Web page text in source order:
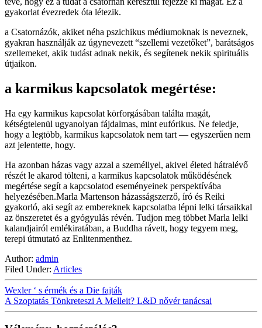
gyakorlat évezredek óta létezik.
a Csatornázók, akiket néha pszichikus médiumoknak is neveznek,
gyakran használják az úgynevezett “szellemi vezetőket”, barátságos
szellemeket, akik tudást adnak nekik, és segítenek nekik spirituális
útjaikon.
a karmikus kapcsolatok megértése:
Ha egy karmikus kapcsolat körforgásában találta magát,
kétségtelenül ugyanolyan fájdalmas, mint eufórikus. Ne feledje,
hogy a legtöbb, karmikus kapcsolatok nem tart — egyszerűen nem
azt jelentette, hogy.
Ha azonban házas vagy azzal a személlyel, akivel életed hátralévő
részét le akarod tölteni, a karmikus kapcsolatok működésének
megértése segít a kapcsolatod eseményeinek perspektívába
helyezésében.Marla Martenson házasságszerző, író és Reiki
gyakorló, aki segít az embereknek kapcsolatba lépni lelki társaikkal
az önszeretet és a gyógyulás révén. Tudjon meg többet Marla lelki
kalandjairól emlékiratában, a Buddha rávett, hogy tegyem meg,
terepi útmutató az Enlitenmenthez.
Author: admin
Filed Under: Articles
Wexler ‘ s érmék és a Die fajták
A Szoptatás Tönkreteszi A Melleit? L&D nővér tanácsai